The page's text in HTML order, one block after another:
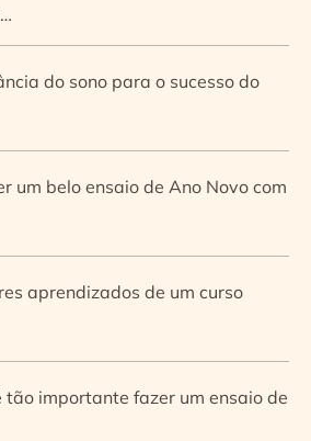
do sono para o sucesso do
um belo ensaio de Ano Novo com
aprendizados de um curso
tão importante fazer um ensaio de